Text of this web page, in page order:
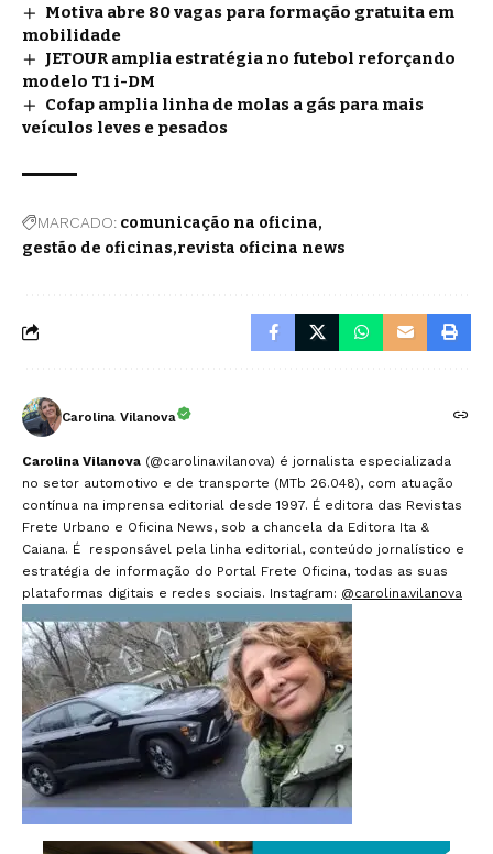
Motiva abre 80 vagas para formação gratuita em
mobilidade
JETOUR amplia estratégia no futebol reforçando
modelo T1 i-DM
Cofap amplia linha de molas a gás para mais
veículos leves e pesados
MARCADO: comunicação na oficina
gestão de oficinas revista oficina news
Carolina Vilanova
Carolina Vilanova (@carolina.vilanova) é jornalista especializada
no setor automotivo e de transporte (MTb 26.048), com atuação
contínua na imprensa editorial desde 1997. É editora das Revistas
Frete Urbano e Oficina News, sob a chancela da Editora Ita &
Caiana. É responsável pela linha editorial, conteúdo jornalístico e
estratégia de informação do Portal Frete Oficina, todas as suas
plataformas digitais e redes sociais. Instagram: @carolina.vilanova